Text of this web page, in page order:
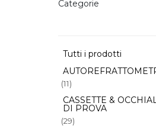
Categorie
Tutti i prodotti
(11)
CASSETTE &
DI PROVA
(29)